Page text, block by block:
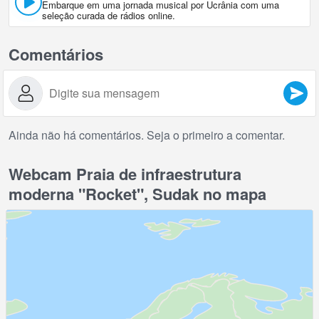
Embarque em uma jornada musical por Ucrânia com uma
seleção curada de rádios online.
Comentários
Ainda não há comentários. Seja o primeiro a comentar.
Webcam Praia de infraestrutura
moderna "Rocket", Sudak no mapa